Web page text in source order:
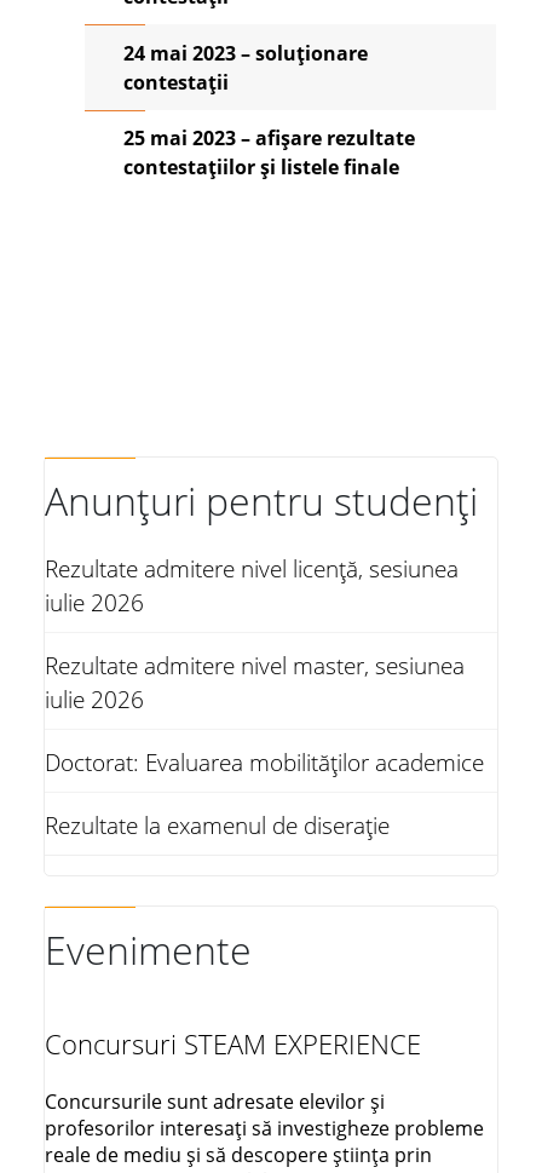
24 mai 2023 – soluționare
contestații
25 mai 2023 – afișare rezultate
contestațiilor și listele finale
Anunțuri pentru studenți
Rezultate admitere nivel licență, sesiunea
iulie 2026
Rezultate admitere nivel master, sesiunea
iulie 2026
Doctorat: Evaluarea mobilităților academice
Rezultate la examenul de diserație
Evenimente
Concursuri STEAM EXPERIENCE
Concursurile sunt adresate elevilor și
profesorilor interesați să investigheze probleme
reale de mediu și să descopere știința prin